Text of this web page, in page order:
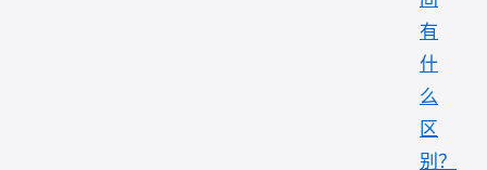
有
什
么
区
别？